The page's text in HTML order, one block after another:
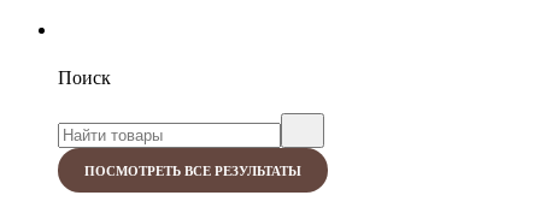
Поиск
ПОСМОТРЕТЬ ВСЕ РЕЗУЛЬТАТЫ